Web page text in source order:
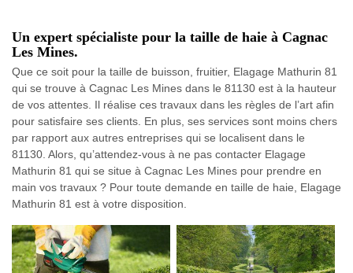
Un expert spécialiste pour la taille de haie à Cagnac
Les Mines.
Que ce soit pour la taille de buisson, fruitier, Elagage Mathurin 81
qui se trouve à Cagnac Les Mines dans le 81130 est à la hauteur
de vos attentes. Il réalise ces travaux dans les règles de l’art afin
pour satisfaire ses clients. En plus, ses services sont moins chers
par rapport aux autres entreprises qui se localisent dans le
81130. Alors, qu’attendez-vous à ne pas contacter Elagage
Mathurin 81 qui se situe à Cagnac Les Mines pour prendre en
main vos travaux ? Pour toute demande en taille de haie, Elagage
Mathurin 81 est à votre disposition.